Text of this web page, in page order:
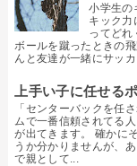
小学生の
キック力
ってどれ
ボールを蹴ったときの
んと友達が一緒にサッ
上手い子に任せる
「センターバックを任
ムで一番信頼されてる
が出てきます。 確かに
うか分かりませんが、
で親として...